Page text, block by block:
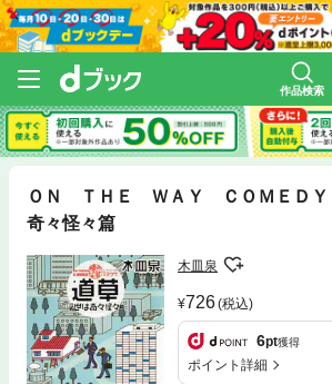
作品検索
ＯＮ ＴＨＥ ＷＡＹ ＣＯＭＥＤ
奇々怪々篇
木皿泉
726(税込)
6pt獲得
ポイント詳細